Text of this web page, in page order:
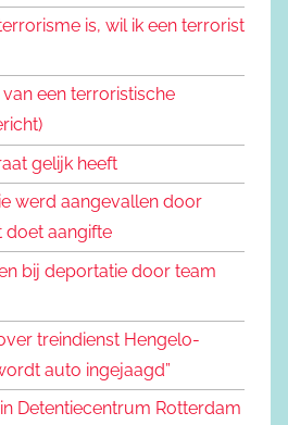
is, wil ik een terrorist
een terroristische
gelijk heeft
werd aangevallen door
doet aangifte
bij deportatie door team
treindienst Hengelo-
auto ingejaagd”
Detentiecentrum Rotterdam